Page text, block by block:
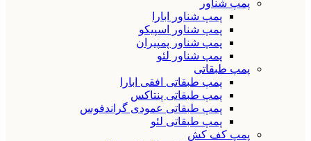
پمپ شناور
پمپ شناور ابارا
پمپ شناور اسپیکو
پمپ شناور پمپیران
پمپ شناور لئو
پمپ طبقاتی
پمپ طبقاتی افقی ابارا
پمپ طبقاتی پنتاکس
پمپ طبقاتی عمودی گراندفوس
پمپ طبقاتی لئو
پمپ کف کش